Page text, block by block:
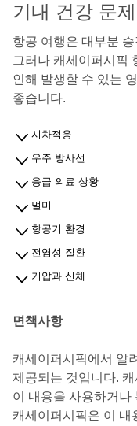
기내 건강 문제
항공 여행은 대부분
그러나 캐세이퍼시픽
인해 발생할 수 있는
좋습니다.
시차적응
우주 방사선
응급 의료 상황
멀미
항공기 환경
전염성 질환
기압과 신체
면책사항
캐세이퍼시픽에서 알
제공되는 것입니다.
이 내용을 사용하거나
캐세이퍼시픽은 이 내